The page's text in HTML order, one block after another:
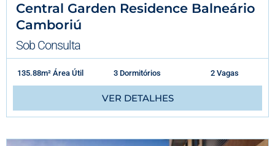
Central Garden Residence Balneário
Camboriú
Sob Consulta
135.88m² Área Útil 3 Dormitórios 2 Vagas
VER DETALHES